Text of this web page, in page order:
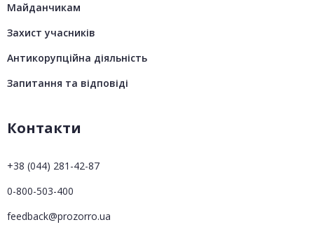
Майданчикам
Захист учасників
Антикорупційна діяльність
Запитання та відповіді
Контакти
+38 (044) 281-42-87
0-800-503-400
feedback@prozorro.ua